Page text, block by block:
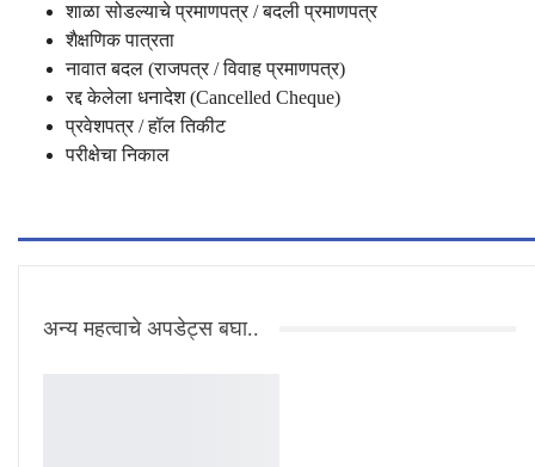
शाळा सोडल्याचे प्रमाणपत्र / बदली प्रमाणपत्र
शैक्षणिक पात्रता
नावात बदल (राजपत्र / विवाह प्रमाणपत्र)
रद्द केलेला धनादेश (Cancelled Cheque)
प्रवेशपत्र / हॉल तिकीट
परीक्षेचा निकाल
अन्य महत्वाचे अपडेट्स बघा..